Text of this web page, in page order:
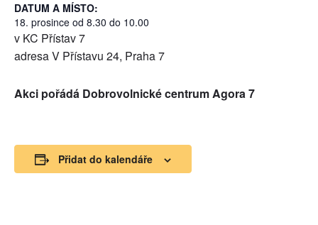
DATUM A MÍSTO:
18. prosince od 8.30 do 10.00
v KC Přístav 7
adresa V Přístavu 24, Praha 7
Akci pořádá Dobrovolnické centrum Agora 7
Přidat do kalendáře